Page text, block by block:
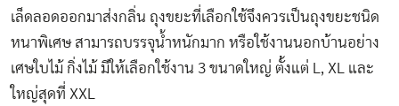
เล็ดลอดออกมาส่งกลิ่น ถุงขยะที่เลือกใช้จึงควรเป็นถุงขยะชนิด
หนาพิเศษ​ สามารถบรรจุน้ำหนักมาก หรือใช้งานนอกบ้านอย่าง
เศษใบไม้ กิ่งไม้ มีให้เลือกใช้งาน 3 ขนาดใหญ่ ตั้งแต่ L, XL และ
ใหญ่สุดที่ XXL